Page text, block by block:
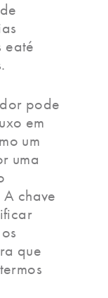
eaté
pode
em
um
uma
chave
que